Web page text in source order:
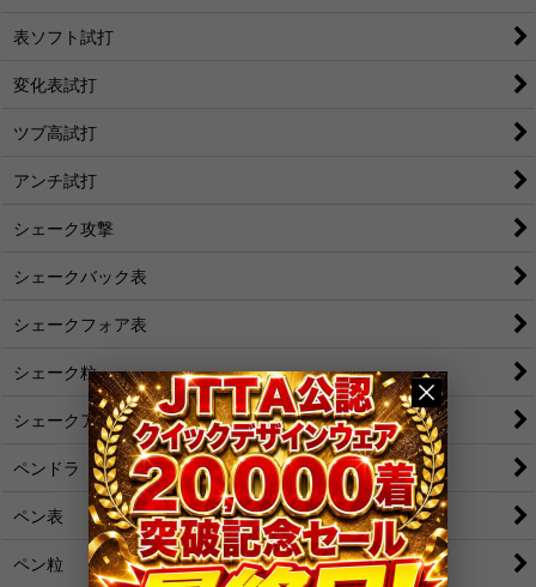
表ソフト試打
変化表試打
ツブ高試打
アンチ試打
シェーク攻撃
シェークバック表
シェークフォア表
シェーク粒
シェークアンチ
ペンドラ
ペン表
ペン粒